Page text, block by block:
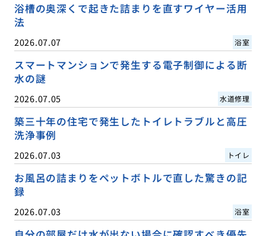
浴槽の奥深くで起きた詰まりを直すワイヤー活用
法
2026.07.07 浴室
スマートマンションで発生する電子制御による断
水の謎
2026.07.05 水道修理
築三十年の住宅で発生したトイレトラブルと高圧
洗浄事例
2026.07.03 トイレ
お風呂の詰まりをペットボトルで直した驚きの記
録
2026.07.03 浴室